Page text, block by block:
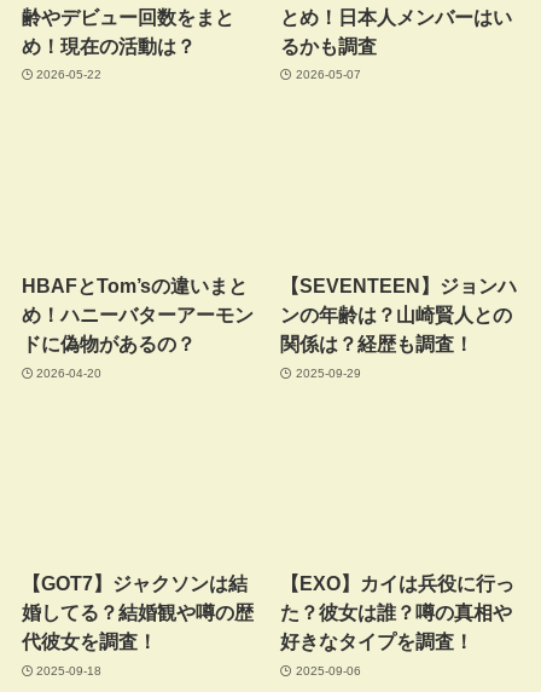
齢やデビュー回数をまと
め！現在の活動は？
2026-05-22
とめ！日本人メンバーはい
るかも調査
2026-05-07
HBAFとTom’sの違いまと
め！ハニーバターアーモン
ドに偽物があるの？
2026-04-20
【SEVENTEEN】ジョンハ
ンの年齢は？山崎賢人との
関係は？経歴も調査！
2025-09-29
【GOT7】ジャクソンは結
婚してる？結婚観や噂の歴
代彼女を調査！
2025-09-18
【EXO】カイは兵役に行っ
た？彼女は誰？噂の真相や
好きなタイプを調査！
2025-09-06